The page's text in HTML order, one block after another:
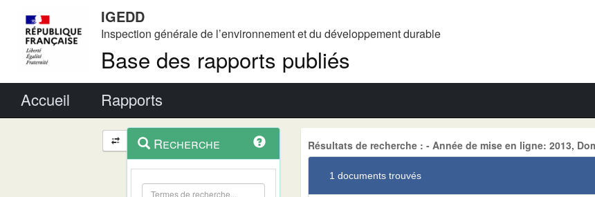
IGEDD
Inspection générale de l’environnement et du développement durable
Base des rapports publiés
Accueil Rapports
Navigation
et
outils
contextuel
Recherche Résultats de recherche : - Année de mise en ligne: 2013,
1 documents trouvés